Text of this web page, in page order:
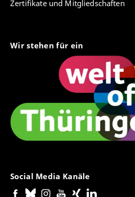
Zertifikate und Mitgliedschaften
Wir stehen für ein
Social Media Kanäle